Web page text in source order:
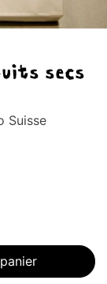
secs
Suisse